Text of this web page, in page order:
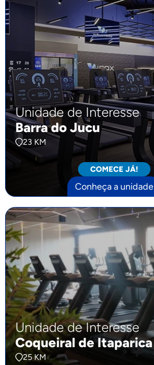
Unidade de Interesse
Barra do Jucu
23 KM
COMECE JÁ!
Conheça a unidade
Unidade de Interesse
Coqueiral de Itaparica
25 KM